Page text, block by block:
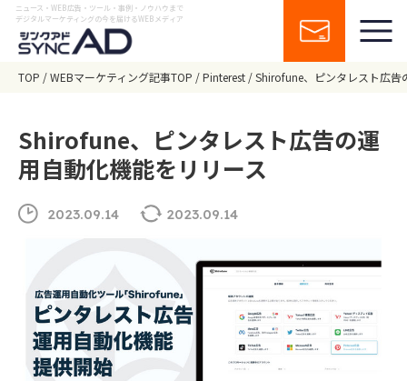
ニュース・WEB広告・ツール・事例・ノウハウまで
デジタルマーケティングの今を届けるWEBメディア
TOP WEBマーケティング記事TOP Pinterest Shirofune、ピンタレスト広告
Shirofune、ピンタレスト広告の運
用自動化機能をリリース
2023.09.14 2023.09.14